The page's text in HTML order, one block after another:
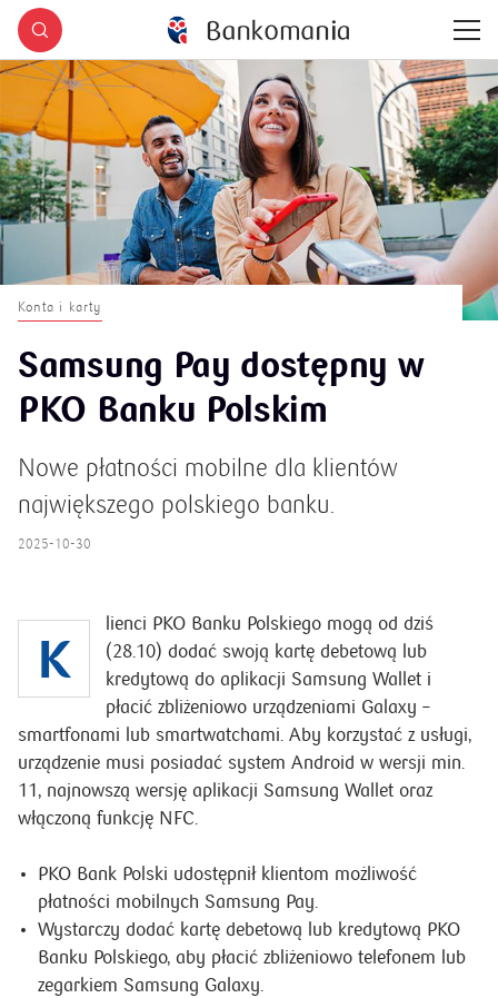
Konta i karty
Samsung Pay dostępny w
PKO Banku Polskim
Nowe płatności mobilne dla klientów
największego polskiego banku.
2025-10-30
K
lienci PKO Banku Polskiego mogą od dziś
(28.10) dodać swoją kartę debetową lub
kredytową do aplikacji Samsung Wallet i
płacić zbliżeniowo urządzeniami Galaxy –
smartfonami lub smartwatchami. Aby korzystać z usługi,
urządzenie musi posiadać system Android w wersji min.
11, najnowszą wersję aplikacji Samsung Wallet oraz
włączoną funkcję NFC.
PKO Bank Polski udostępnił klientom możliwość
płatności mobilnych Samsung Pay.
Wystarczy dodać kartę debetową lub kredytową PKO
Banku Polskiego, aby płacić zbliżeniowo telefonem lub
zegarkiem Samsung Galaxy.